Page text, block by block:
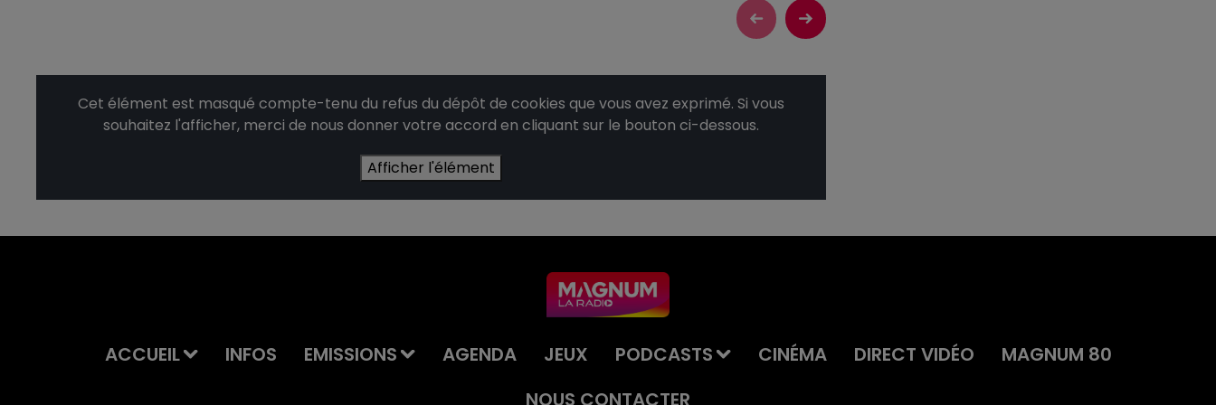
Cet élément est masqué compte-tenu du refus du dépôt de cookies que vous avez exprimé. Si vous
souhaitez l'afficher, merci de nous donner votre accord en cliquant sur le bouton ci-dessous.
Afficher l'élément
ACCUEIL INFOS EMISSIONS AGENDA JEUX PODCASTS CINÉMA DIRECT VIDÉO
MAGNUM 80
NOUS CONTACTER